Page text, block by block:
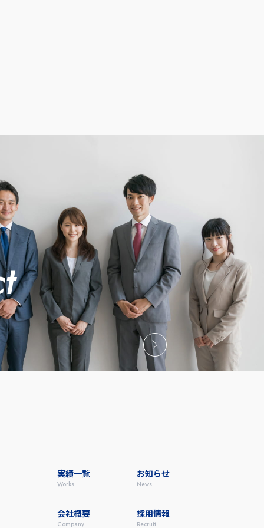
実績一覧
works
会社概要
company
お知らせ
news
採用情報
recruit